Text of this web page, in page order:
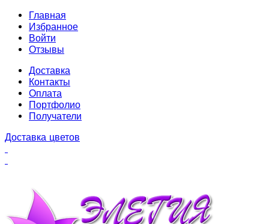
Главная
Избранное
Войти
Отзывы
Доставка
Контакты
Оплата
Портфолио
Получатели
Доставка цветов